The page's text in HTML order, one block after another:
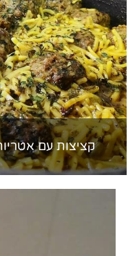
קציצות עם